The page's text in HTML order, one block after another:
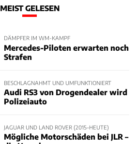
MEIST GELESEN
DÄMPFER IM WM-KAMPF
Mercedes-Piloten erwarten noch
Strafen
BESCHLAGNAHMT UND UMFUNKTIONIERT
Audi RS3 von Drogendealer wird
Polizeiauto
JAGUAR UND LAND ROVER (2015–HEUTE)
Mögliche Motorschäden bei JLR –